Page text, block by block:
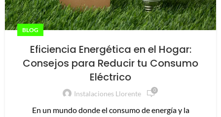
BLOG
Eficiencia Energética en el Hogar:
Consejos para Reducir tu Consumo
Eléctrico
Instalaciones Llorente 0
En un mundo donde el consumo de energía y la